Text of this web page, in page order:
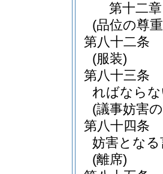
第十二章
(品位の尊
第八十二条
(服装)
第八十三条
ればなら
(議事妨害
第八十四条
妨害とな
(離席)